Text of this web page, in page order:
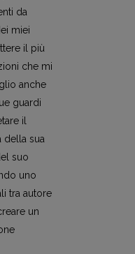
da
miei
il più
che mi
anche
guardi
il
della sua
suo
uno
tra autore
un